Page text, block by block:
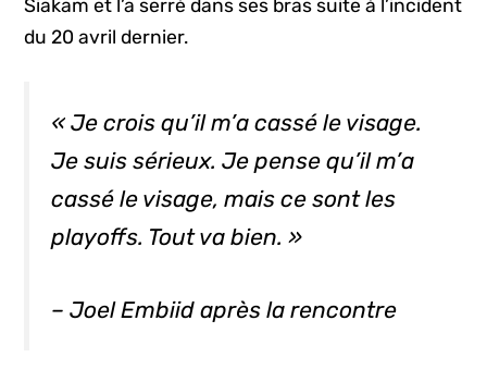
Siakam et l’a serré dans ses bras suite à l’incident
du 20 avril dernier.
« Je crois qu’il m’a cassé le visage.
Je suis sérieux. Je pense qu’il m’a
cassé le visage, mais ce sont les
playoffs. Tout va bien. »
– Joel Embiid après la rencontre